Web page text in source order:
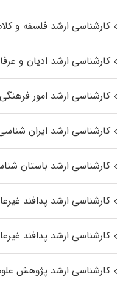
کارشناسی ارشد فلسفه و
کارشناسی ارشد ادیان و
کارشناسی ارشد امور فرهنگی
کارشناسی ارشد ایران
کارشناسی ارشد باستان
کارشناسی ارشد پدافند
کارشناسی ارشد پدافند
کارشناسی ارشد پژوهش